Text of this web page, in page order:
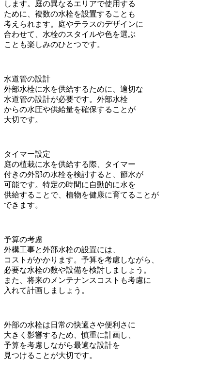
します。庭の異なるエリアで使用する
ために、複数の水栓を設置することも
考えられます。庭やテラスのデザインに
合わせて、水栓のスタイルや色を選ぶ
ことも楽しみのひとつです。
水道管の設計
外部水栓に水を供給するために、適切な
水道管の設計が必要です。外部水栓
からの水圧や供給量を確保することが
大切です。
タイマー設定
庭の植栽に水を供給する際、タイマー
付きの外部の水栓を検討すると、節水が
可能です。特定の時間に自動的に水を
供給することで、植物を健康に育てることが
できます。
予算の考慮
外構工事と外部水栓の設置には、
コストがかかります。予算を考慮しながら、
必要な水栓の数や設備を検討しましょう。
また、将来のメンテナンスコストも考慮に
入れて計画しましょう。
外部の水栓は日常の快適さや便利さに
大きく影響するため、慎重に計画し、
予算を考慮しながら最適な設計を
見つけることが大切です。